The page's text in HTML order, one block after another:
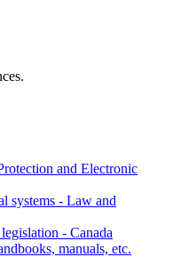
and Electronic
systems - Law and
- Canada
manuals, etc.